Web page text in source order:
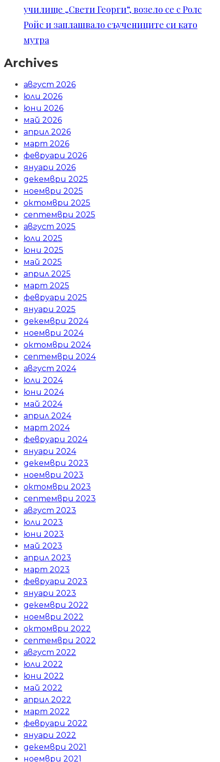
училище „Свети Георги“, возело се с Ролс
Ройс и заплашвало съучениците си като
мутра
Archives
август 2026
юли 2026
юни 2026
май 2026
април 2026
март 2026
февруари 2026
януари 2026
декември 2025
ноември 2025
октомври 2025
септември 2025
август 2025
юли 2025
юни 2025
май 2025
април 2025
март 2025
февруари 2025
януари 2025
декември 2024
ноември 2024
октомври 2024
септември 2024
август 2024
юли 2024
юни 2024
май 2024
април 2024
март 2024
февруари 2024
януари 2024
декември 2023
ноември 2023
октомври 2023
септември 2023
август 2023
юли 2023
юни 2023
май 2023
април 2023
март 2023
февруари 2023
януари 2023
декември 2022
ноември 2022
октомври 2022
септември 2022
август 2022
юли 2022
юни 2022
май 2022
април 2022
март 2022
февруари 2022
януари 2022
декември 2021
ноември 2021